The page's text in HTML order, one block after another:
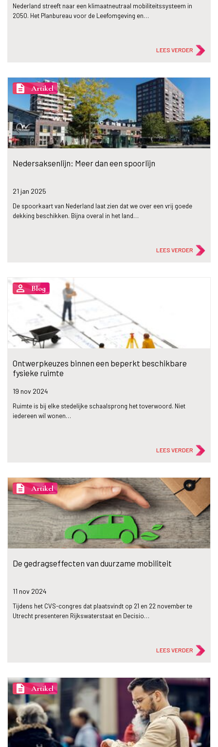
Nederland streeft naar een klimaatneutraal mobiliteitssysteem in
2050. Het Planbureau voor de Leefomgeving en…
LEES VERDER
description Artikel
Nedersaksenlijn: Meer dan een spoorlijn
21 jan 2025
De spoorkaart van Nederland laat zien dat we over een vrij goede
dekking beschikken. Bijna overal in het land…
LEES VERDER
person_outline Blog
Ontwerpkeuzes binnen een beperkt beschikbare
fysieke ruimte
19 nov 2024
Ruimte is bij elke stedelijke schaalsprong het toverwoord. Niet
iedereen wil wonen…
LEES VERDER
description Artikel
De gedragseffecten van duurzame mobiliteit
11 nov 2024
Tijdens het CVS-congres dat plaatsvindt op 21 en 22 november te
Utrecht presenteren Rijkswaterstaat en Decisio…
LEES VERDER
description Artikel